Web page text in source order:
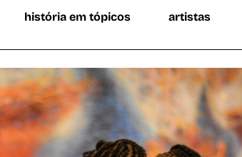
história em tópicos artistas